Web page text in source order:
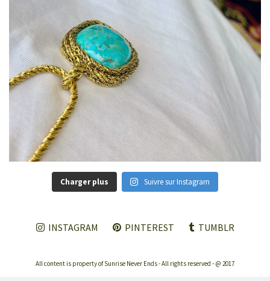
Charger plus Suivre sur Instagram
INSTAGRAM PINTEREST TUMBLR
All content is property of Sunrise Never Ends - All rights reserved - @ 2017